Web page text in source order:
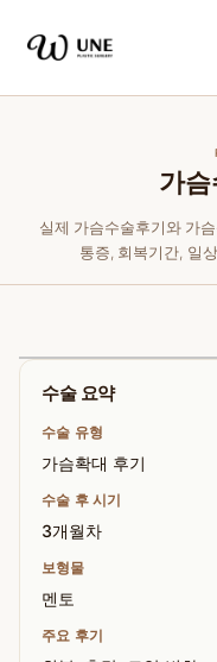
가
실제 가슴수술후기와 가
통증, 회복기간, 일
수술 요약
수술 유형
가슴확대 후기
수술 후 시기
3개월차
보형물
멘토
주요 후기